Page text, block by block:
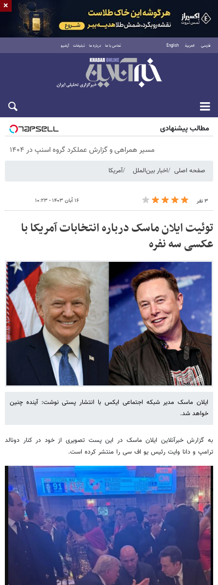
فارسی العربية English تماس با ما درباره ما تبلیغات آرشیو
شنبه ۱۷ مرداد ۱۴۰۵
مطالب پیشنهادی
مسیر همراهی و گزارش عملکرد گروه اسنپ در ۱۴۰۴
صفحه اصلی اخبار بین‌الملل آمریکا
۳ نفر ۱۶ آبان ۱۴۰۳ - ۱۰:۲۳
توئیت ایلان ماسک درباره انتخابات آمریکا با
عکسی سه نفره
ایلان ماسک مدیر شبکه اجتماعی ایکس با انتشار پستی نوشت: آینده چنین
خواهد شد.
به گزارش خبرآنلاین ایلان ماسک در این پست تصویری از خود در کنار دونالد
ترامپ و دانا وایت رئیس یو اف سی را منتشر کرده است.
×